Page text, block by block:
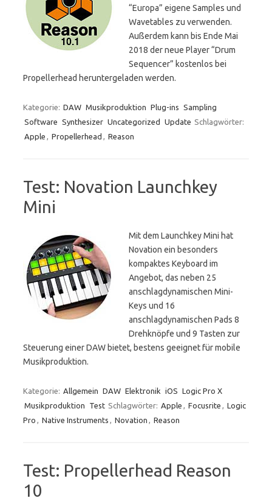
“Europa” eigene Samples und
Wavetables zu verwenden.
Außerdem kann bis Ende Mai
2018 der neue Player “Drum
Sequencer” kostenlos bei
Propellerhead heruntergeladen werden.
Kategorie: DAW Musikproduktion Plug-ins Sampling
Software Synthesizer Uncategorized Update Schlagwörter:
Apple , Propellerhead , Reason
Test: Novation Launchkey
Mini
Mit dem Launchkey Mini hat
Novation ein besonders
kompaktes Keyboard im
Angebot, das neben 25
anschlagdynamischen Mini-
Keys und 16
anschlagdynamischen Pads 8
Drehknöpfe und 9 Tasten zur
Steuerung einer DAW bietet, bestens geeignet für mobile
Musikproduktion.
Kategorie: Allgemein DAW Elektronik iOS Logic Pro X
Musikproduktion
Test Schlagwörter: Apple , Focusrite , Logic
Pro , Native Instruments , Novation , Reason
Test: Propellerhead Reason
10